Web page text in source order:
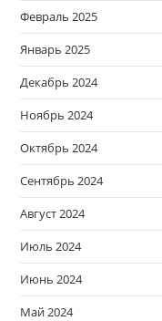
Февраль 2025
Январь 2025
Декабрь 2024
Ноябрь 2024
Октябрь 2024
Сентябрь 2024
Август 2024
Июль 2024
Июнь 2024
Май 2024